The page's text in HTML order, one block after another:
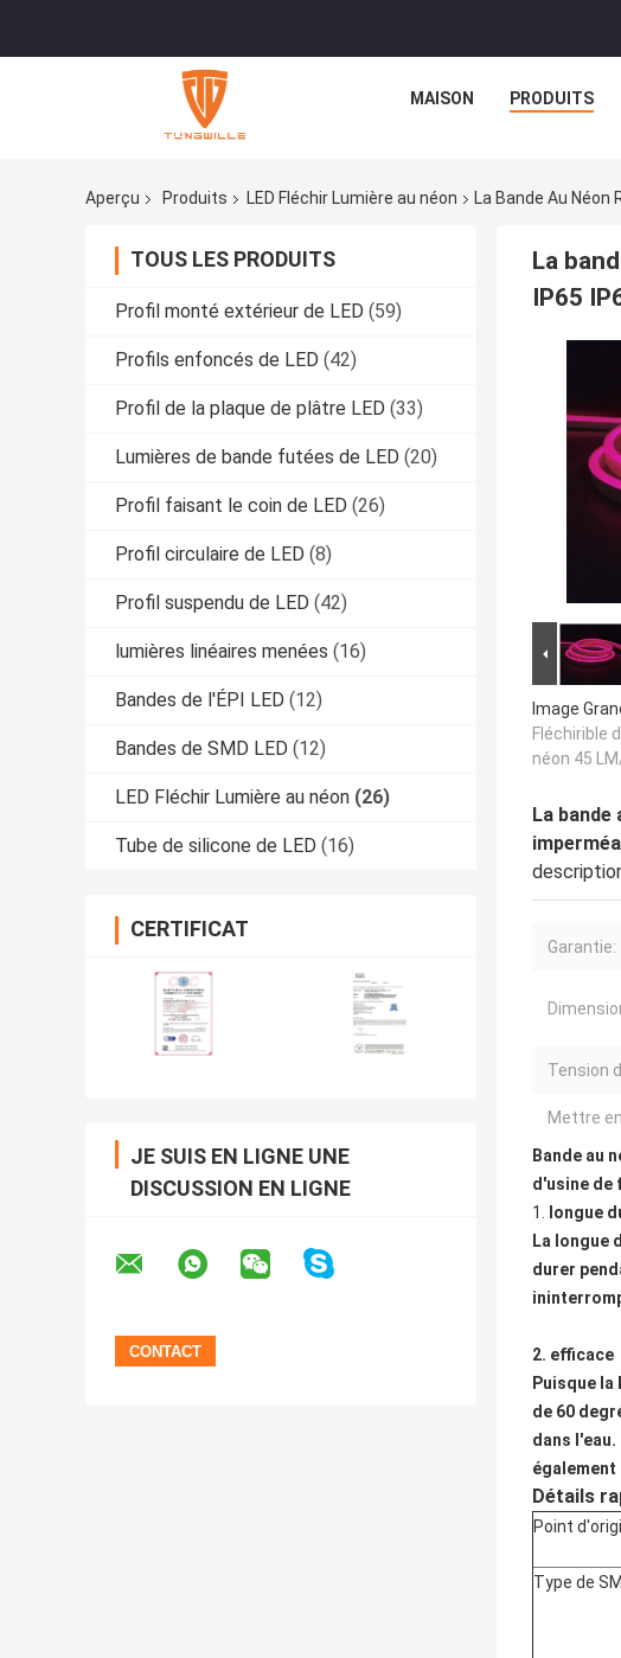
MAISON PRODUITS
Aperçu Produits LED Fléchir Lumière au néon La Bande Au Néon
TOUS LES PRODUITS
Profil monté extérieur de LED (59)
Profils enfoncés de LED (42)
Profil de la plaque de plâtre LED (33)
Lumières de bande futées de LED (20)
Profil faisant le coin de LED (26)
Profil circulaire de LED (8)
Profil suspendu de LED (42)
lumières linéaires menées (16)
Bandes de l'ÉPI LED (12)
Bandes de SMD LED (12)
LED Fléchir Lumière au néon (26)
Tube de silicone de LED (16)
CERTIFICAT
JE SUIS EN LIGNE UNE
DISCUSSION EN LIGNE
La
IP65
Image
Fléchirible
néon 45
La bande
Garantie:
Tension
Mettre
Bande au
d'usine de
1. longue
La longue
durer
2. efficace
Puisque
de 60
dans
également
Détails
Point
Type de